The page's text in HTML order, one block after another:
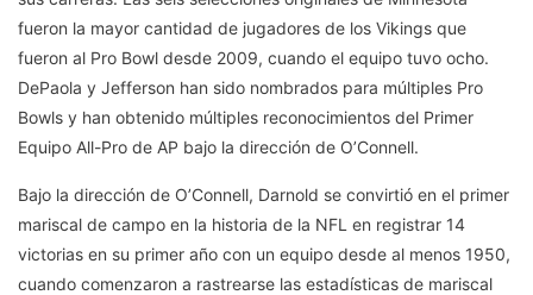
fueron la mayor cantidad de jugadores de los Vikings que
fueron al Pro Bowl desde 2009, cuando el equipo tuvo ocho.
DePaola y Jefferson han sido nombrados para múltiples Pro
Bowls y han obtenido múltiples reconocimientos del Primer
Equipo All-Pro de AP bajo la dirección de O’Connell.
Bajo la dirección de O’Connell, Darnold se convirtió en el primer
mariscal de campo en la historia de la NFL en registrar 14
victorias en su primer año con un equipo desde al menos 1950,
cuando comenzaron a rastrearse las estadísticas de mariscal